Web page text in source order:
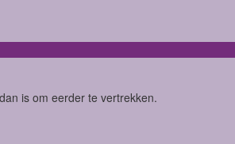
is om eerder te vertrekken.